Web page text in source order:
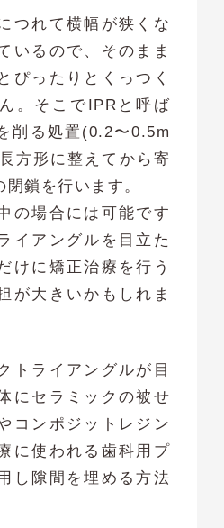
つれて横幅が狭くな
いるので、そのまま
ぴったりとくっつく
。そこでIPRと呼ば
削る処置(0.2〜0.5m
方形に整えてから寄
鎖を行います。
の場合には可能です
イアングルを目立た
けに矯正治療を行う
が大きいかもしれま
トライアングルが目
にセラミックの被せ
コンポジットレジン
に使われる歯科用プ
し隙間を埋める方法